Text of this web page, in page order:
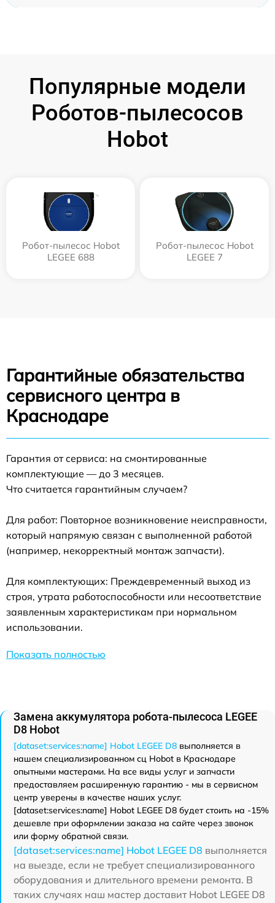
Популярные модели
Роботов-пылесосов
Hobot
Робот-пылесос Hobot
LEGEE 688
Робот-пылесос Hobot
LEGEE 7
Гарантийные обязательства
сервисного центра в
Краснодаре
Гарантия от сервиса: на смонтированные
комплектующие — до 3 месяцев.
Что считается гарантийным случаем?
Для работ: Повторное возникновение неисправности,
который напрямую связан с выполненной работой
(например, некорректный монтаж запчасти).
Для комплектующих: Преждевременный выход из
строя, утрата работоспособности или несоответствие
заявленным характеристикам при нормальном
использовании.
Показать полностью
Замена аккумулятора робота-пылесоса LEGEE
D8 Hobot
[dataset:services:name] Hobot LEGEE D8 выполняется в
нашем специализированном сц Hobot в Краснодаре
опытными мастерами. На все виды услуг и запчасти
предоставляем расширенную гарантию - мы в сервисном
центр уверены в качестве наших услуг.
[dataset:services:name] Hobot LEGEE D8 будет стоить на -15%
дешевле при оформлении заказа на сайте через звонок
или форму обратной связи.
[dataset:services:name] Hobot LEGEE D8 выполняется
на выезде, если не требует специализированного
оборудования и длительного времени ремонта. В
таких случаях наш мастер доставит Hobot LEGEE D8